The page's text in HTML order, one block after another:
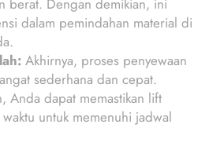
dalam pemindahan material di
Akhirnya, proses penyewaan
sederhana dan cepat.
Anda dapat memastikan lift
untuk memenuhi jadwal